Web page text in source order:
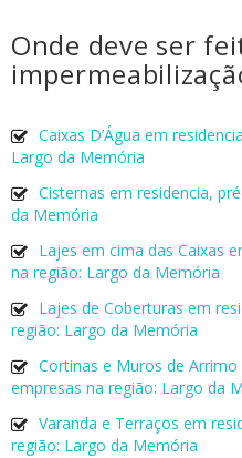
Onde deve ser
Caixas D’Água em
Largo da Memória
Cisternas em residencia,
da Memória
Lajes em cima das Caixas
na região: Largo da Memória
Lajes de Coberturas em
região: Largo da Memória
Cortinas e Muros de
empresas na região: Largo da
Varanda e Terraços em
região: Largo da Memória